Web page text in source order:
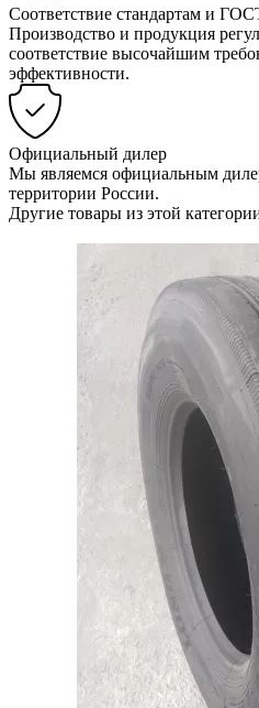
Соответствие стандартам и
Производство и продукция
соответствие высочайшим
эффективности.
Официальный дилер
Мы являемся официальным
территории России.
Другие товары из этой